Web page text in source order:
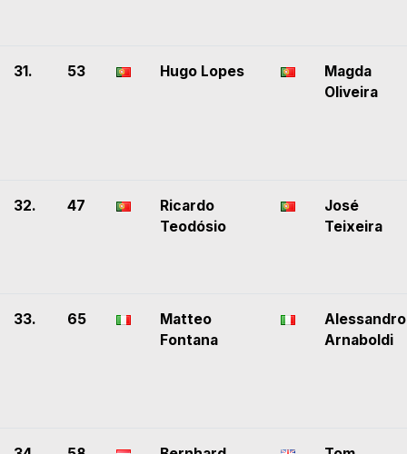
31. 53 Hugo Lopes
Magda
Oliveira
32. 47
Ricardo
Teodósio
José
Teixeira
33. 65
Matteo
Fontana
Alessandro
Arnaboldi